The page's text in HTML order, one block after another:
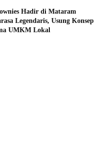
Hadir di Mataram
Legendaris, Usung Konsep
UMKM Lokal